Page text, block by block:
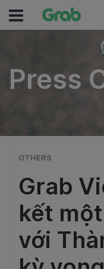
Press
OTHERS
Grab
kết
với